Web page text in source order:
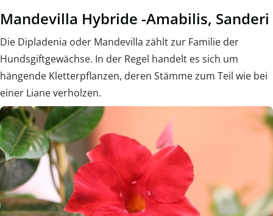
Mandevilla Hybride -Amabilis, Sanderi
Die Dipladenia oder Mandevilla zählt zur Familie der
Hundsgiftgewächse. In der Regel handelt es sich um
hängende Kletterpflanzen, deren Stämme zum Teil wie bei
einer Liane verholzen.